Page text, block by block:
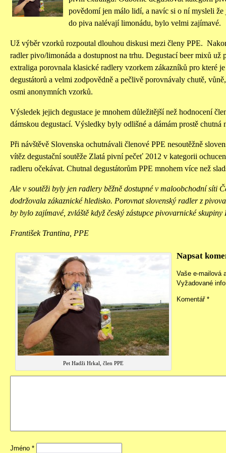
povědomí jen málo lidí, a navíc si o ní mysleli
do piva nalévají limonádu, bylo velmi zajímavé.
Už výběr vzorků rozpoutal dlouhou diskusi mezi členy PPE.
radler pivo/limonáda a dostupnost na trhu. Degustací beer mixů
extraliga porovnala klasické radlery vzorkem zákazníků pro které
degustátorů a velmi zodpovědně a pečlivě porovnávaly chutě,
osmi anonymních vzorků.
Výsledek jejich degustace je mnohem důležitější než hodnocení
dámskou degustací. Výsledky byly odlišné a dámám prostě chutná
Při návštěvě Slovenska ochutnávali členové PPE nesoutěžně
vítěz degustační soutěže Zlatá pivní pečeť 2012 v kategorii
radleru očekávat. Chutnal degustátorům PPE mnohem více než
Ale v soutěži byly jen radlery běžně dostupné v maloobchodní síti
dodržovala zákaznické hledisko. Porovnat slovenský radler z
by bylo zajímavé, zvláště když český zástupce pivovarnické
František Trantina, PPE
Pet Hadži Hrkal, člen PPE
Napsat
Vaše e-mailová
Vyžadované
Komentář *
Jméno *